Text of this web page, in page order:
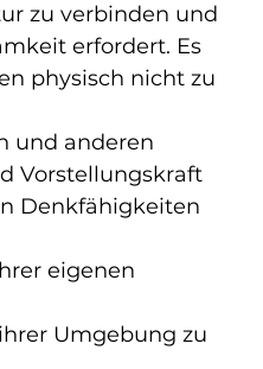
zu verbinden und
erfordert. Es
physisch nicht zu
und anderen
Vorstellungskraft
Denkfähigkeiten
eigenen
Umgebung zu